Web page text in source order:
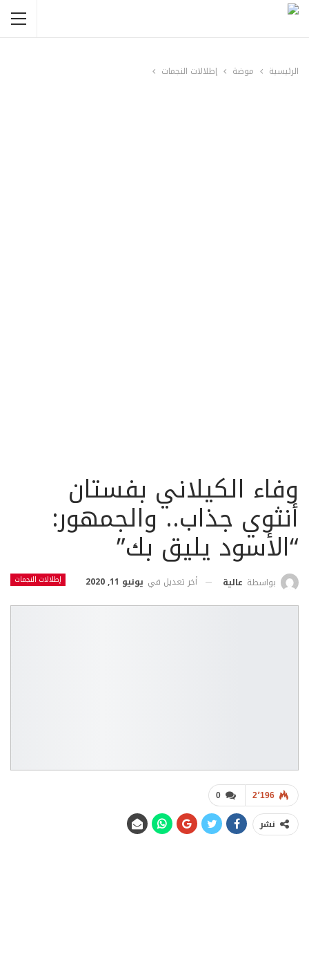
الرئيسية موضة إطلالات النجمات
وفاء الكيلاني بفستان
أنثوي جذاب.. والجمهور:
“الأسود يليق بك”
إطلالات النجمات بواسطة عالية أخر تعديل في يونيو 11, 2020
0 2٬196
نشر